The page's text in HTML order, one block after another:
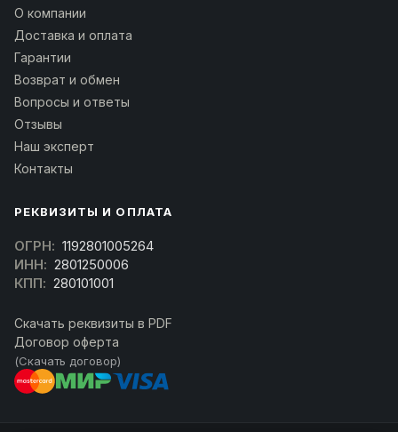
О компании
Доставка и оплата
Гарантии
Возврат и обмен
Вопросы и ответы
Отзывы
Наш эксперт
Контакты
РЕКВИЗИТЫ И ОПЛАТА
ОГРН: 1192801005264
ИНН: 2801250006
КПП: 280101001
Скачать реквизиты в PDF
Договор оферта
(Скачать договор)